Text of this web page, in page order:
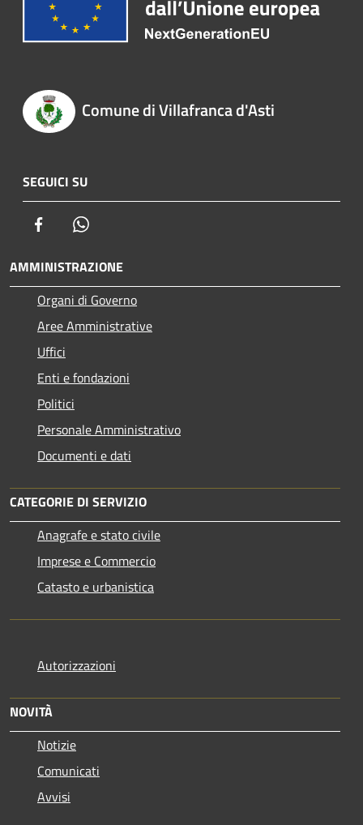
Comune di Villafranca d'Asti
SEGUICI SU
Facebook
AMMINISTRAZIONE
Organi di Governo
Aree Amministrative
Uffici
Enti e fondazioni
Politici
Personale Amministrativo
Documenti e dati
CATEGORIE DI SERVIZIO
Anagrafe e stato civile
Imprese e Commercio
Catasto e urbanistica
Autorizzazioni
NOVITÀ
Notizie
Comunicati
Avvisi